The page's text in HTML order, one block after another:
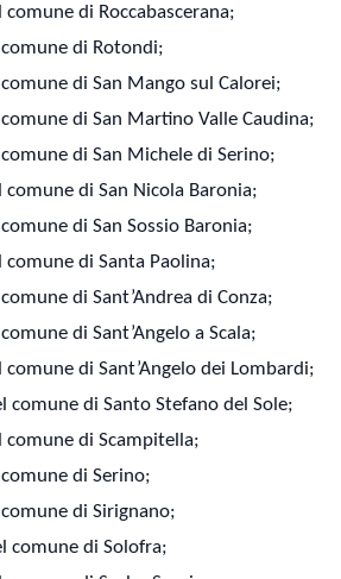
di Roccabascerana;
di Rotondi;
di San Mango sul Calorei;
di San Martino Valle Caudina;
di San Michele di Serino;
comune di San Nicola Baronia;
di San Sossio Baronia;
comune di Santa Paolina;
di Sant’Andrea di Conza;
di Sant’Angelo a Scala;
di Sant’Angelo dei Lombardi;
comune di Santo Stefano del Sole;
comune di Scampitella;
di Serino;
di Sirignano;
comune di Solofra;